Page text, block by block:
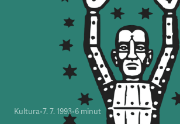
Kultura•7. 7. 1993•6 minut